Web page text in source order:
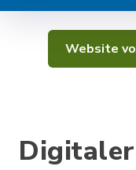
Website